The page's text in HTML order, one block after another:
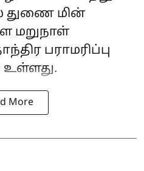
துணை மின்
மறுநாள்
பராமரிப்பு
More